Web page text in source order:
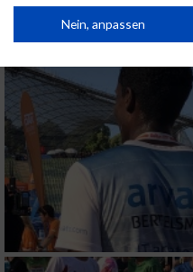
von Inhalten.
Daten können außerhalb der
Website/App.
Partnerliste anzeigen (1 IAB-
Wir nutzen Ihre Daten für folgende
IAB-Verarbeitungszwecke:
Speichern von oder Zugriff
auf einem Endgerät
Verwendung reduzierter
von Werbeanzeigen
Nein, anpassen